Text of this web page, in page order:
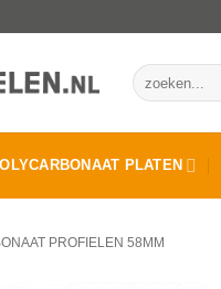
Zoeken
naar:
PLATEN
PROFIELEN 58MM